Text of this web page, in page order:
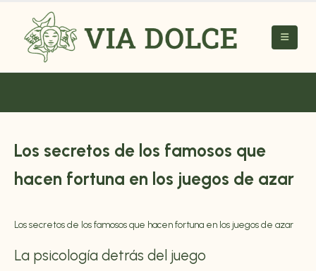
Los secretos de los famosos que
hacen fortuna en los juegos de azar
Los secretos de los famosos que hacen fortuna en los juegos de azar
La psicología detrás del juego